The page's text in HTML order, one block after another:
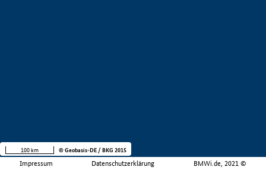
Impressum Datenschutzerklärung BMWi.de, 2021 ©
100 km © Geobasis-DE / BKG 2015